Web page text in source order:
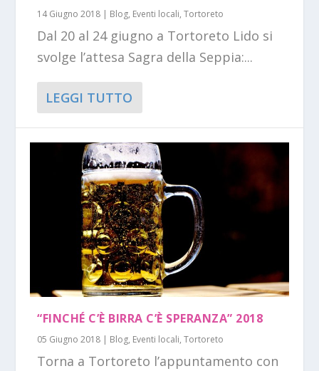
14 Giugno 2018 | Blog, Eventi locali,Tortoreto
Dal 20 al 24 giugno a Tortoreto Lido si
svolge l’attesa Sagra della Seppia:...
LEGGI TUTTO
“FINCHÉ C’È BIRRA C’È SPERANZA” 2018
05 Giugno 2018 | Blog, Eventi locali,Tortoreto
Torna a Tortoreto l’appuntamento con